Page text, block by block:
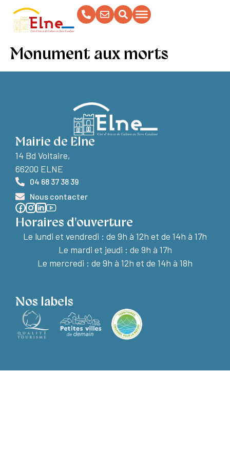
principal
Monument aux morts
Mairie de Elne
14 Bd Voltaire,
66200 ELNE
04 68 37 38 39
Nous contacter
Horaires d'ouverture
Le lundi et vendredi : de 9h à 12h et de 14h à 17h
Le mardi et jeudi : de 9h à 17h
Le mercredi : de 9h à 12h et de 14h à 18h
Nos labels